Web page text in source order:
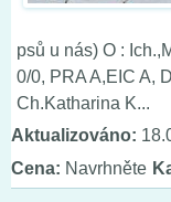
psů u nás) O :
0/0, PRA A,EIC A,
Ch.Katharina K...
Aktualizováno:
Cena: Navrhněte